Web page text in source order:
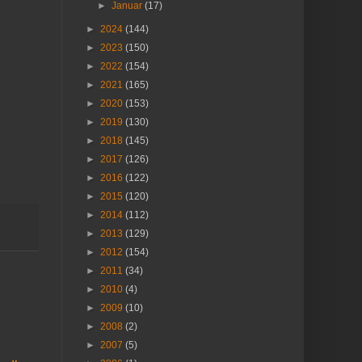
►Januar(17)
► 2024 (144)
► 2023 (150)
► 2022 (154)
► 2021 (165)
► 2020 (153)
► 2019 (130)
► 2018 (145)
► 2017 (126)
► 2016 (122)
► 2015 (120)
► 2014 (112)
► 2013 (129)
► 2012 (154)
► 2011 (34)
► 2010 (4)
► 2009 (10)
► 2008 (2)
► 2007 (5)